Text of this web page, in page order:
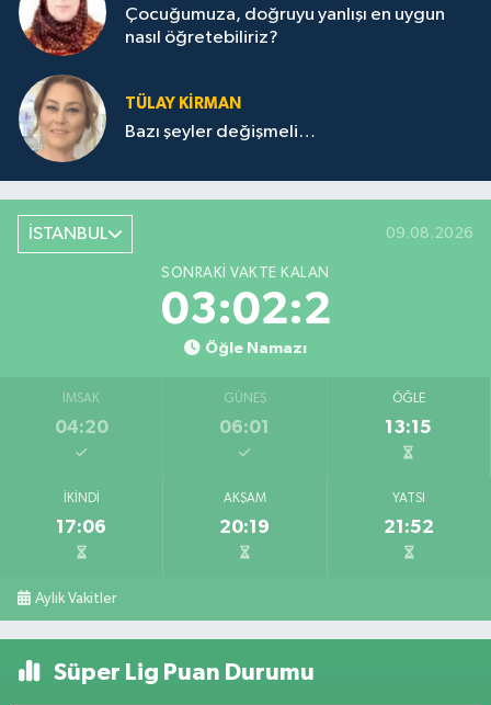
Çocuğumuza, doğruyu yanlışı en uygun
nasıl öğretebiliriz?
TÜLAY KİRMAN
Bazı şeyler değişmeli…
İSTANBUL 09.08.2026
SONRAKI VAKTE KALAN
03:02:2
Öğle Namazı
İMSAK
04:20
GÜNEŞ
06:01
ÖĞLE
13:15
İKINDI
17:06
AKŞAM
20:19
YATSI
21:52
Aylık Vakitler
Süper Lig Puan Durumu